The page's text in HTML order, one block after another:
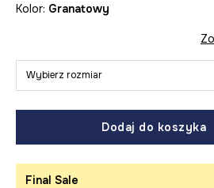
Kolor: granatowy
Wybierz rozmiar
Dodaj do koszyka
Final Sale